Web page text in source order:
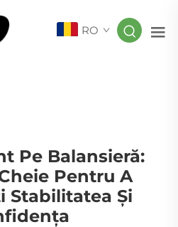
RO
Pe Balansieră:
Pentru A
Stabilitatea Și